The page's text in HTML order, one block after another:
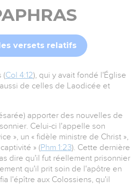
versets relatifs
(Col 4:12), qui y avait fondé l'Église
de celles de Laodicée et
apporter des nouvelles de
Celui-ci l'appelle son
», un « fidèle ministre de Christ »,
» (Phm 1:23). Cette dernière
dire qu'il fut réellement prisonnier
qu'il prit soin de l'apôtre en
l'épître aux Colossiens, qu'il